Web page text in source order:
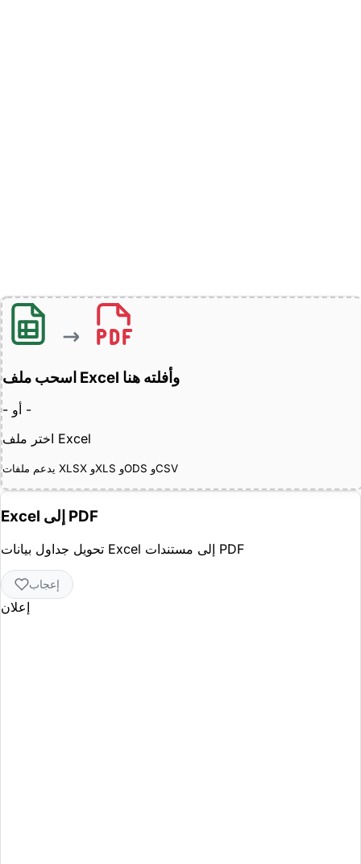
اسحب ملف Excel وأفلته هنا
- أو -
اختر ملف Excel
يدعم ملفات XLSX وXLS وODS وCSV
Excel إلى PDF
تحويل جداول بيانات Excel إلى مستندات PDF
إعجاب
إعلان